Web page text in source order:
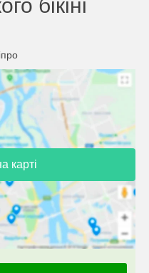
бікіні
карті